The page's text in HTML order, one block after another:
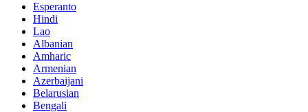
Esperanto
Hindi
Lao
Albanian
Amharic
Armenian
Azerbaijani
Belarusian
Bengali